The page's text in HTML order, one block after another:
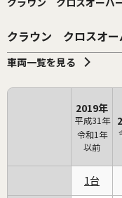
クラウン クロスオー
車両一覧を見る
2019年
平成31年
令和1年
以前
1